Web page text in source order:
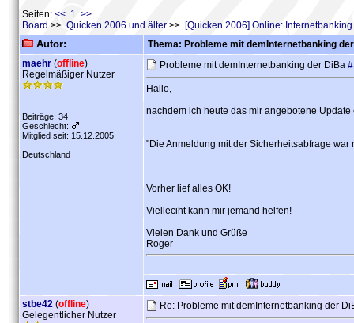
Seiten: << 1 >>
Board >> Quicken 2006 und älter >> [Quicken 2006] Online:
Autor:
Thema: Probleme mit demInternetbanking
maehr (offline)
Regelmäßiger Nutzer
Beiträge: 34
Geschlecht:
Mitglied seit: 15.12.2005
Deutschland
Probleme mit demInternetbanking der DiBa
Hallo,
nachdem ich heute das mir angebotene
"Die Anmeldung mit der Sicherheitsabfrage
Vorher lief alles OK!
Vielleciht kann mir jemand helfen!
Vielen Dank und Grüße
Roger
stbe42 (offline)
Gelegentlicher Nutzer
Re: Probleme mit demInternetbanking der